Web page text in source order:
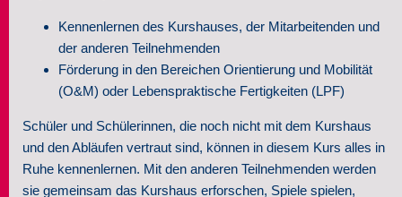
Kennenlernen des Kurshauses, der Mitarbeitenden und
der anderen Teilnehmenden
Förderung in den Bereichen Orientierung und Mobilität
(O&M) oder Lebenspraktische Fertigkeiten (LPF)
Schüler und Schülerinnen, die noch nicht mit dem Kurshaus
und den Abläufen vertraut sind, können in diesem Kurs alles in
Ruhe kennenlernen. Mit den anderen Teilnehmenden werden
sie gemeinsam das Kurshaus erforschen, Spiele spielen,